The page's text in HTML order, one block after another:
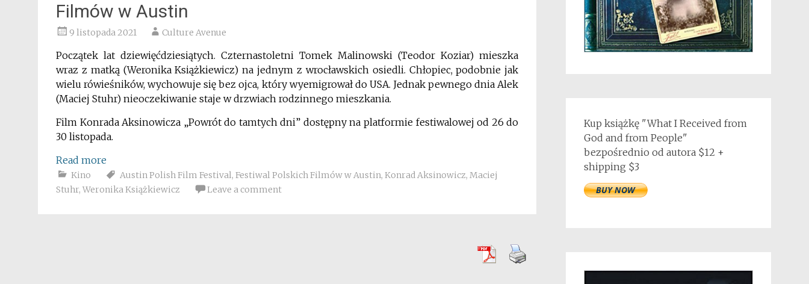
Filmów w Austin
9 listopada 2021 Culture Avenue
Początek lat dziewięćdziesiątych. Czternastoletni Tomek Malinowski (Teodor Koziar) mieszka
wraz z matką (Weronika Książkiewicz) na jednym z wrocławskich osiedli. Chłopiec, podobnie jak
wielu rówieśników, wychowuje się bez ojca, który wyemigrował do USA. Jednak pewnego dnia Alek
(Maciej Stuhr) nieoczekiwanie staje w drzwiach rodzinnego mieszkania.
Film Konrada Aksinowicza „Powrót do tamtych dni” dostępny na platformie festiwalowej od 26 do
30 listopada.
Read more
Kino Austin Polish Film Festival, Festiwal Polskich Filmów w Austin, Konrad Aksinowicz, Maciej
Stuhr, Weronika Książkiewicz Leave a comment
Kup książkę "What I Received from
God and from People"
bezpośrednio od autora $12 +
shipping $3